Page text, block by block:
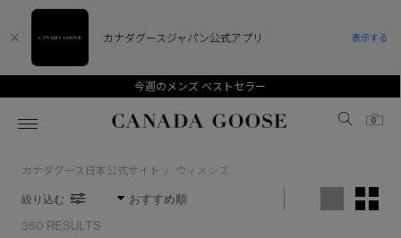
今週のメンズ ベストセラー
Canada Goose
0
スノーグース
ウィメンズ TOP
メンズ TOP
キッズ TOP
カナダグース日本公式サイト / ウィメンズ
絞り込む
350 RESULTS
カナダグースジャパン公式アプリ 表示する